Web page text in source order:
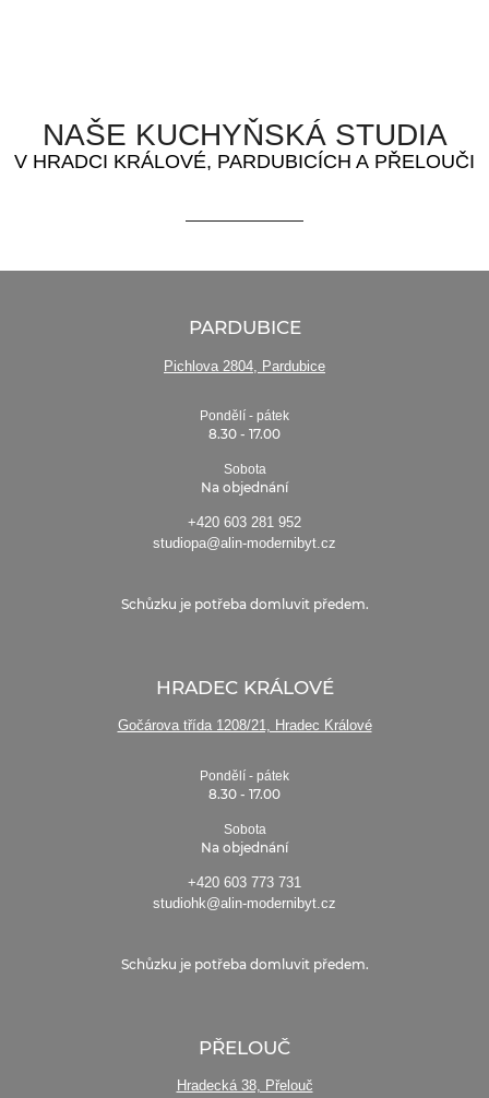
NAŠE KUCHYŇSKÁ STUDIA
V HRADCI KRÁLOVÉ, PARDUBICÍCH A PŘELOUČI
PARDUBICE
Pichlova 2804, Pardubice
Pondělí - pátek
8.30 - 17.00
Sobota
Na objednání
+420 603 281 952
studiopa@alin-modernibyt.cz
Schůzku je potřeba domluvit předem.
HRADEC KRÁLOVÉ
Gočárova třída 1208/21, Hradec Králové
Pondělí - pátek
8.30 - 17.00
Sobota
Na objednání
+420 603 773 731
studiohk@alin-modernibyt.cz
Schůzku je potřeba domluvit předem.
PŘELOUČ
Hradecká 38, Přelouč